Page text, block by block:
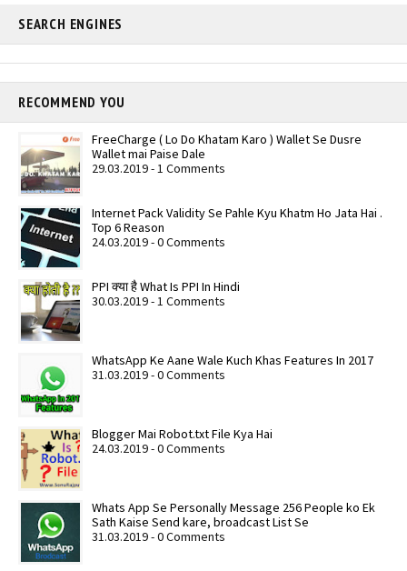
SEARCH ENGINES
RECOMMEND YOU
FreeCharge ( Lo Do Khatam Karo ) Wallet Se Dusre
Wallet mai Paise Dale
29.03.2019 - 1 Comments
Internet Pack Validity Se Pahle Kyu Khatm Ho Jata Hai .
Top 6 Reason
24.03.2019 - 0 Comments
PPI क्या है What Is PPI In Hindi
30.03.2019 - 1 Comments
WhatsApp Ke Aane Wale Kuch Khas Features In 2017
31.03.2019 - 0 Comments
Blogger Mai Robot.txt File Kya Hai
24.03.2019 - 0 Comments
Whats App Se Personally Message 256 People ko Ek
Sath Kaise Send kare, broadcast List Se
31.03.2019 - 0 Comments